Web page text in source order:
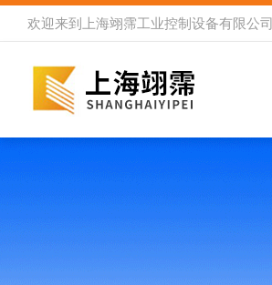
欢迎来到 上海翊霈工业控制设备有限公司